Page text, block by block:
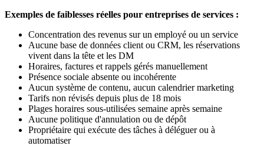
Exemples de faiblesses réelles pour entreprises de services :
Concentration des revenus sur un employé ou un service
Aucune base de données client ou CRM, les réservations
vivent dans la tête et les DM
Horaires, factures et rappels gérés manuellement
Présence sociale absente ou incohérente
Aucun système de contenu, aucun calendrier marketing
Tarifs non révisés depuis plus de 18 mois
Plages horaires sous-utilisées semaine après semaine
Aucune politique d'annulation ou de dépôt
Propriétaire qui exécute des tâches à déléguer ou à
automatiser